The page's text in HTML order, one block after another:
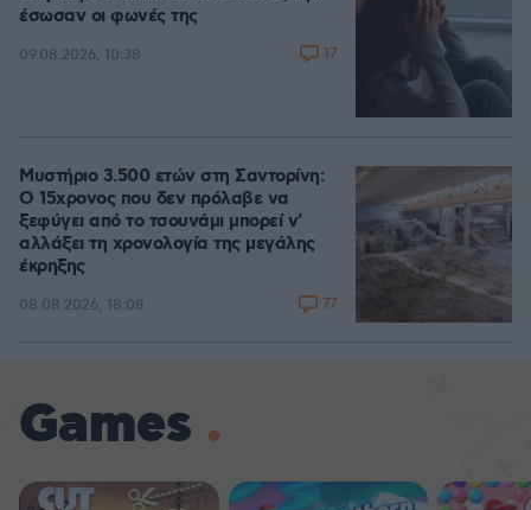
έσωσαν οι φωνές της
09.08.2026, 10:38 17
Μυστήριο 3.500 ετών στη Σαντορίνη:
Ο 15χρονος που δεν πρόλαβε να
ξεφύγει από το τσουνάμι μπορεί ν'
αλλάξει τη χρονολογία της μεγάλης
έκρηξης
08.08.2026, 18:08 77
Games